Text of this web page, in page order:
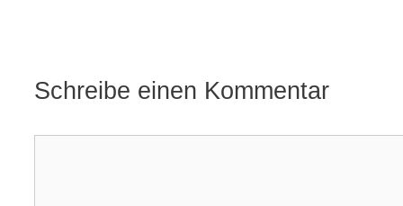
Schreibe einen Kommentar